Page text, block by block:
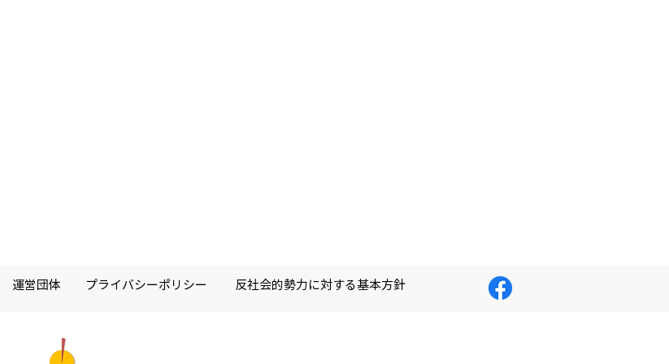
運営団体 プライバシーポリシー 反社会的勢力に対する基本方針